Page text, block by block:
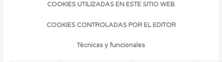
COOKIES UTILIZADAS EN ESTE SITIO WEB
COOKIES CONTROLADAS POR EL EDITOR
Técnicas y funcionales